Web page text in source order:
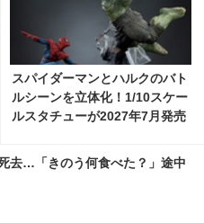
スパイダーマンとハルクのバト
ルシーンを立体化！1/10スケー
ルスタチューが2027年7月発売
去…「きのう何食べた？」途中